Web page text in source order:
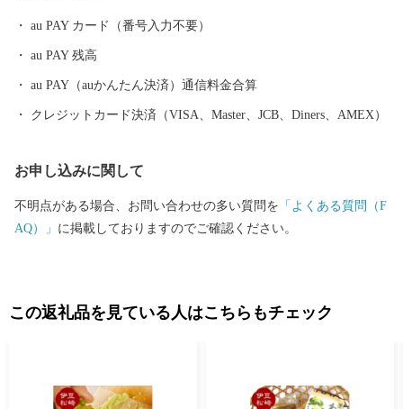
au PAY カード（番号入力不要）
au PAY 残高
au PAY（auかんたん決済）通信料金合算
クレジットカード決済（VISA、Master、JCB、Diners、AMEX）
お申し込みに関して
不明点がある場合、お問い合わせの多い質問を 「よくある質問（F
AQ）」 に掲載しておりますのでご確認ください。
この返礼品を見ている人はこちらもチェック